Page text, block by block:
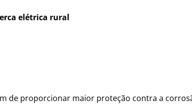
elétrica rural
de proporcionar maior proteção contra a